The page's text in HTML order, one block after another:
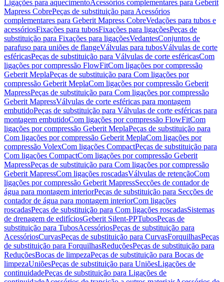
Ligações para aquecimentoAcessórios complementares para Geberit
Mapress CobrePeças de substituição para Acessórios
complementares para Geberit Mapress CobreVedações para tubos e
acessóriosFixações para tubosFixações para ligaçõesPeças de
substituição para Fixações para ligaçõesVedantesConjuntos de
parafuso para uniões de flangeVálvulas para tubosVálvulas de corte
esféricasPeças de substituição para Válvulas de corte esféricasCom
ligações por compressão FlowFitCom ligações por compressão
Geberit MeplaPeças de substituição para Com ligações por
compressão Geberit MeplaCom ligações por compressão Geberit
MapressPeças de substituição para Com ligações por compressão
Geberit MapressVálvulas de corte esféricas para montagem
embutidoPeças de substituição para Válvulas de corte esféricas para
montagem embutidoCom ligações por compressão FlowFitCom
ligações por compressão Geberit MeplaPeças de substituição para
Com ligações por compressão Geberit MeplaCom ligações por
compressão VolexCom ligações CompactPeças de substituição para
Com ligações CompactCom ligações por compressão Geberit
MapressPeças de substituição para Com ligações por compressão
Geberit MapressCom ligações roscadasVálvulas de retençãoCom
ligações por compressão Geberit MapressSecções de contador de
água para montagem interiorPeças de substituição para Secções de
contador de água para montagem interiorCom ligações
roscadasPeças de substituição para Com ligações roscadasSistemas
de drenagem de edifíciosGeberit Silent-PPTubosPeças de
substituição para TubosAcessóriosPeças de substituição para
AcessóriosCurvasPeças de substituição para CurvasForquilhasPeças
de substituição para ForquilhasReduçõesPeças de substituição para
ReduçõesBocas de limpezaPeças de substituição para Bocas de
limpezaUniõesPeças de substituição para UniõesLigações de
continuidadePeças de substituição para Ligações de